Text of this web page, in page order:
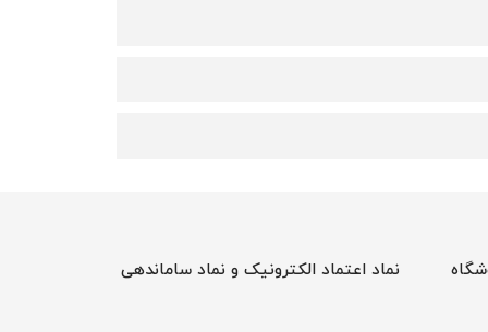
نماد اعتماد الکترونیک و نماد ساماندهی